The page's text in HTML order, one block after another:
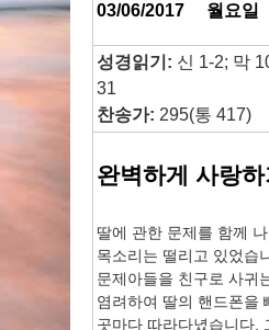
03/06/2017월요일
성경읽기: 신 1-2; 막
31
찬송가: 295(통 417)
완벽하게 사랑하
딸에 관한 문제를 함께
목소리는 떨리고 있었습
문제아들을 친구로 사귀
염려하여 딸의 핸드폰을
곳마다 따라다녔습니다.